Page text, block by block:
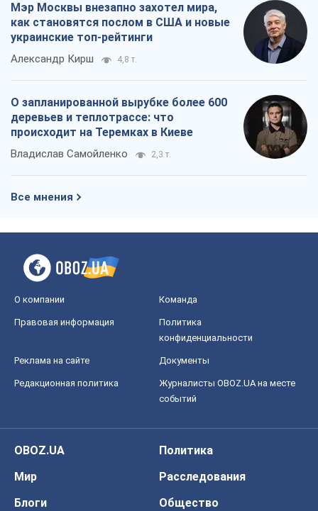
Мэр Москвы внезапно захотел мира,
как становятся послом в США и новые
украинские топ-рейтинги
Александр Кирш 4,8 т.
О запланированной вырубке более 600
деревьев и теплотрассе: что
происходит на Теремках в Киеве
Владислав Самойленко 2,3 т.
Все мнения
О компании Команда
Правовая информация
Политика
конфиденциальности
Реклама на сайте Документы
Редакционная политика
Журналисты OBOZ.UA на месте
событий
OBOZ.UA
Политика
Мир
Расследования
Блоги
Общество